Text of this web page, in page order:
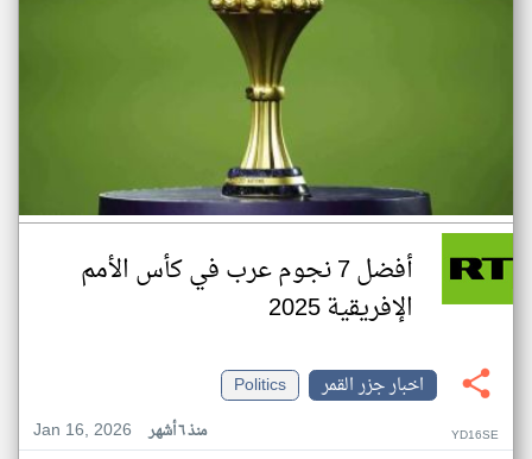
أفضل 7 نجوم عرب في كأس الأمم
الإفريقية 2025
اخبار جزر القمر
Politics
Jan 16, 2026
منذ ٦ أشهر YD16SE